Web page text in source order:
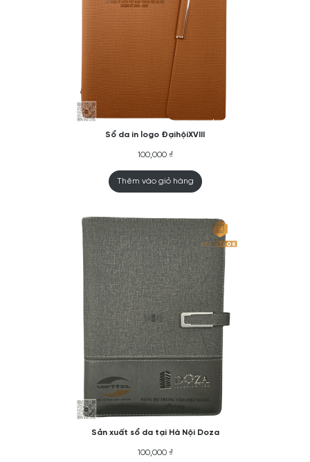
Sổ da in logo ĐạihộiXVIII
100,000 ₫
Thêm vào giỏ hàng
Sản xuất sổ da tại Hà Nội Doza
100,000 ₫